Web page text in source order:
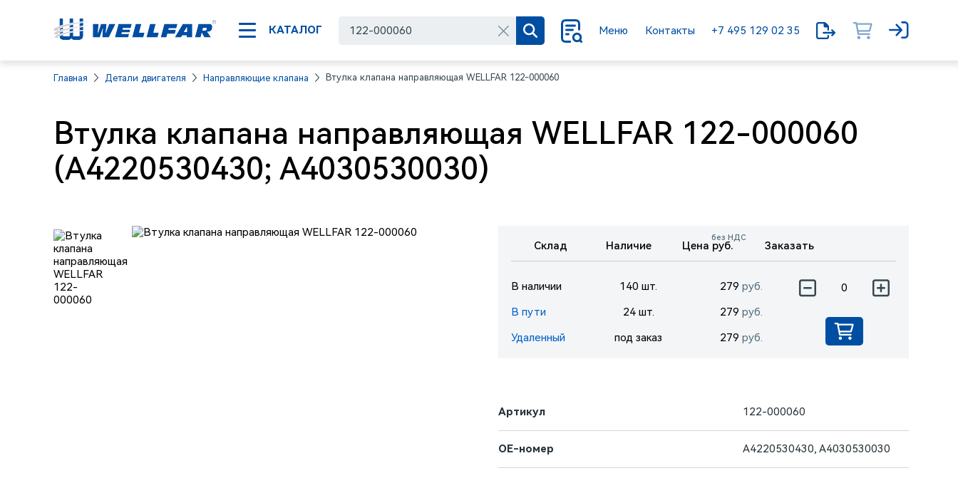
КАТАЛОГ Меню Контакты +7 495 129 02 35
Главная Детали двигателя Направляющие клапана Втулка клапана направляющая WELLFAR 122-000060
Втулка клапана направляющая WELLFAR 122-000060
(A4220530430; A4030530030)
Склад Наличие Цена руб.
без НДС
Заказать
В наличии 140 шт. 279 руб.
В пути
24 шт. 279 руб.
Удаленный
под заказ 279 руб.
Артикул 122-000060
OE-номер A4220530430, A4030530030